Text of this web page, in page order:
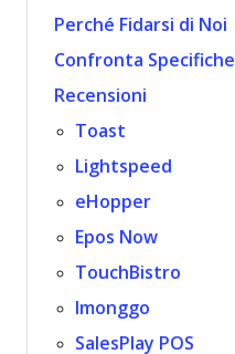
Perché Fidarsi di Noi
Confronta Specifiche
Recensioni
Toast
Lightspeed
eHopper
Epos Now
TouchBistro
Imonggo
SalesPlay POS